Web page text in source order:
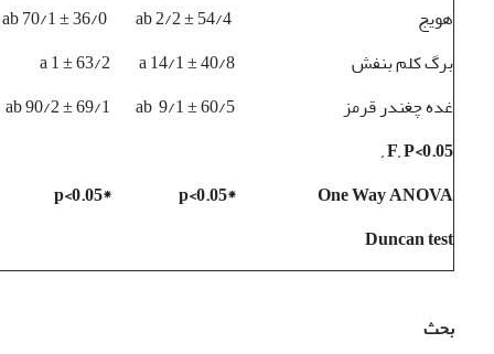
هویج
برگ کلم بنفش
a 14/1 ± 40/8
a 1 ± 63/2
غده چغندر قرمز
ab 9/1 ± 60/5
ab 90/2 ± 69/1
F, P<0.05 ,
One Way ANOVA
Duncantest
*p<0.05
*p<0.05
بحث